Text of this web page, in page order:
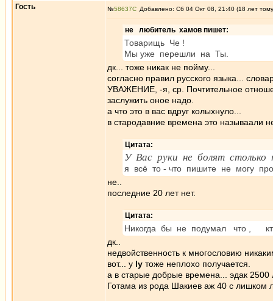
Гость №58637 Добавлено: Сб 04 Окт 08, 21:40 (18 лет
не любитель хамов пишет:
Товарищь Че !
Мы уже перешли на Ты.
дк... тоже никак не пойму...
согласно правил русского языка...
УВАЖЕНИЕ, -я, ср. Почтительное
заслужить оное надо.
а что это в вас вдруг колыхнуло...
в стародавние времена это называали
Цитата:
У Вас руки не болят столько
я всё то - что пишите не могу
не..
последние 20 лет нет.
Цитата:
Никогда бы не подумал что , кто
дк..
недвойственность к многословию
вот... у ly тоже неплохо получается.
а в старые добрые времена... эдак 2500
Готама из рода Шакиев аж 40 с лишком